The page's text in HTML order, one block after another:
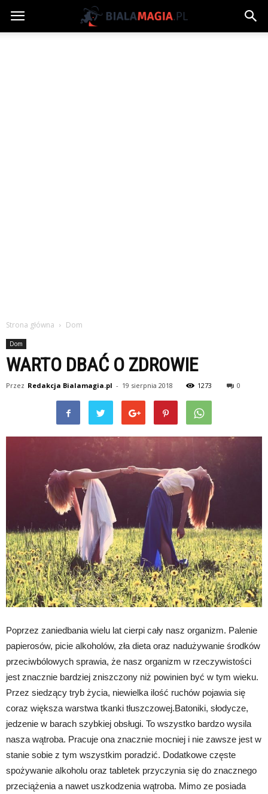
Strona główna Dom
Dom
WARTO DBAĆ O ZDROWIE
Przez Redakcja Bialamagia.pl - 19 sierpnia 2018 1273 0
Poprzez zaniedbania wielu lat cierpi cały nasz organizm. Palenie
papierosów, picie alkoholów, zła dieta oraz nadużywanie środków
przeciwbólowych sprawia, że nasz organizm w rzeczywistości
jest znacznie bardziej zniszczony niż powinien być w tym wieku.
Przez siedzący tryb życia, niewielka ilość ruchów pojawia się
coraz większa warstwa tkanki tłuszczowej.Batoniki, słodycze,
jedzenie w barach szybkiej obsługi. To wszystko bardzo wysila
nasza wątroba. Pracuje ona znacznie mocniej i nie zawsze jest w
stanie sobie z tym wszystkim poradzić. Dodatkowe częste
spożywanie alkoholu oraz tabletek przyczynia się do znacznego
przeciążenia a nawet uszkodzenia wątroba. Mimo ze posiada